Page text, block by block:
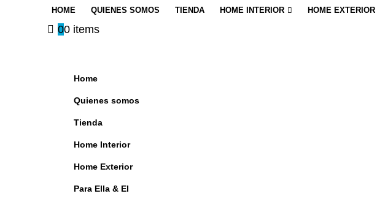
HOME QUIENES SOMOS TIENDA HOME INTERIOR HOME EXTERIOR
00 items
Home
Quienes somos
Tienda
Home Interior
Home Exterior
Para Ella & El